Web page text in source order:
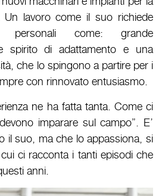
Un lavoro come il suo richiede
personali come: grande
spirito di adattamento e una
che lo spingono a partire per i
con rinnovato entusiasmo.
ne ha fatta tanta. Come ci
imparare sul campo”. E’
il suo, ma che lo appassiona, si
ci racconta i tanti episodi che
anni.